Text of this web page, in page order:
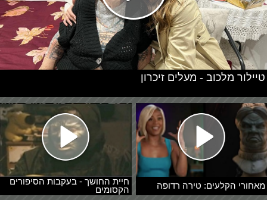
מאחורי הקלעים: טירה רדופה
חיית החושך - בעקבות הסיפורים
הקסומים
טיילור מלכוב - מעלים זיכרון